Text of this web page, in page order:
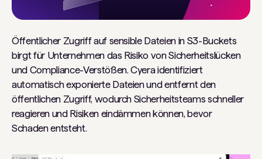
Öffentlicher Zugriff auf sensible Dateien in S3-Buckets
birgt für Unternehmen das Risiko von Sicherheitslücken
und Compliance-Verstößen. Cyera identifiziert
automatisch exponierte Dateien und entfernt den
öffentlichen Zugriff, wodurch Sicherheitsteams schneller
reagieren und Risiken eindämmen können, bevor
Schaden entsteht.